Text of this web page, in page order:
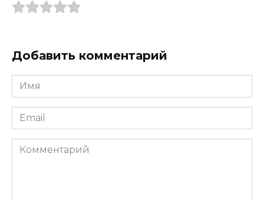
Добавить комментарий
Имя
*
Email
*
Комментарий